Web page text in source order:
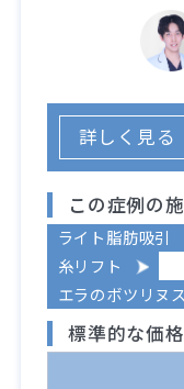
詳しく見る
この症例の
ライト脂肪吸引
糸リフト
エラのボツリヌ
標準的な価格